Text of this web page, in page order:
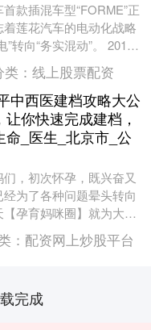
款插混车型“FORME”正
莲花汽车的电动化战略
”转向“务实混动”。 2018
复兴....
： 线上股票配资
中西医建档攻略大公
你快速完成建档，
命_医生_北京市_公
，初次怀孕，既兴奋又
为了各种问题晕头转向
孕育妈咪圈】就为大家
西医结合医院的详细建
含....
： 配资网上炒股平台
完成